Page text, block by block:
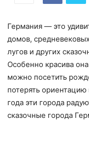
Германия — это
домов,
лугов и других
Особенно красива
можно посетить
потерять
года эти города
сказочные города